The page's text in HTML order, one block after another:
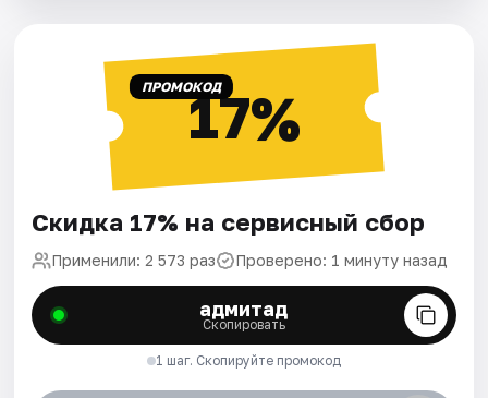
ПРОМОКОД17%
Скидка 17% на сервисный сбор
Применили: 2 573 раз Проверено: 1 минуту назад
адмитад
Скопировать
1 шаг. Скопируйте промокод